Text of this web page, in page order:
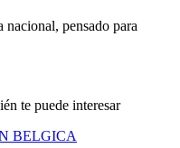
pensado para